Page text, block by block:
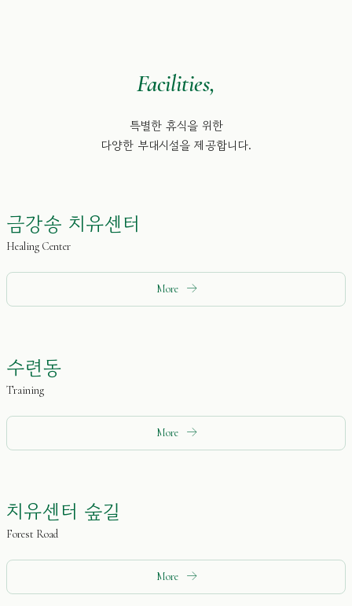
Facilities,
특별한 휴식을 위한
다양한 부대시설을 제공합니다.
금강송 치유센터
Healing Center
More
수련동
Training
More
치유센터 숲길
Forest Road
More